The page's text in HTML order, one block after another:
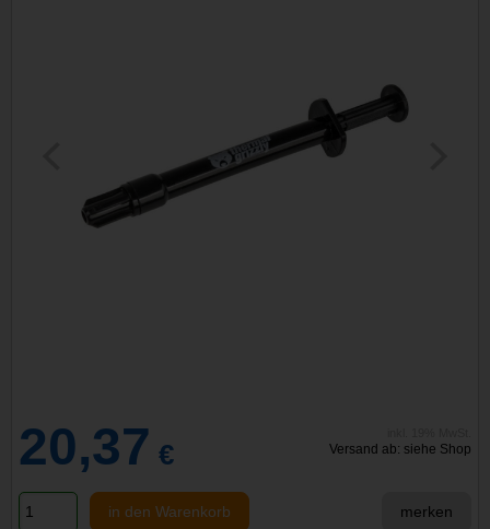
20,37 € Versand ab: siehe Shop
in den Warenkorb merken